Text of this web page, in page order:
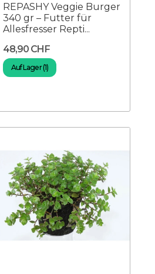
REPASHY Veggie Burger
340 gr – Futter für
Allesfresser Repti...
48,90 CHF
Auf Lager (1)